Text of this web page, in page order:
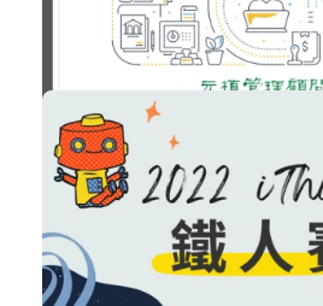
2017
21
Odoo 實務會計運用
Odoo 課程
購買後有效期限：課程下架時
4149
616